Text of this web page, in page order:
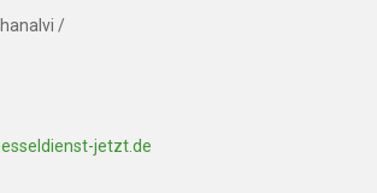
/
jetzt.de